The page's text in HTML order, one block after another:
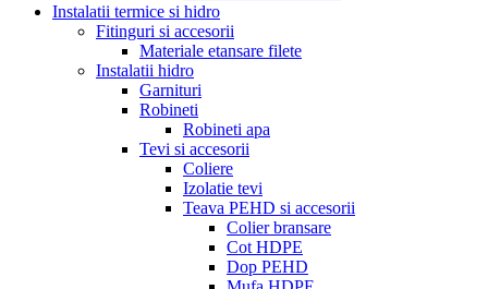
Instalatii termice si hidro
Fitinguri si accesorii
Materiale etansare filete
Instalatii hidro
Garnituri
Robineti
Robineti apa
Tevi si accesorii
Coliere
Izolatie tevi
Teava PEHD si accesorii
Colier bransare
Cot HDPE
Dop PEHD